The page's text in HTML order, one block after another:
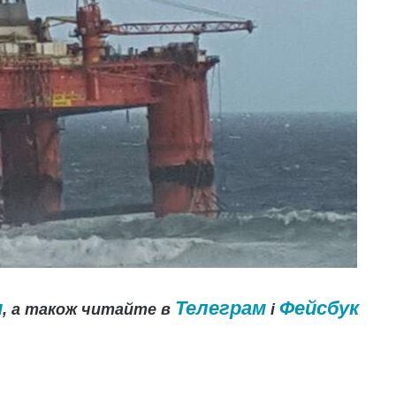
, а також читайте в Телеграмі Фейсбук